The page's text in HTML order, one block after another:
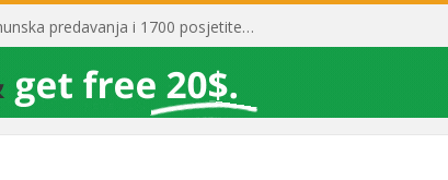
Toni Milun postao “milijarder”! Vrhunska predavanja i 1700 posjetitelja obilježili su mjesec financijske pismenosti